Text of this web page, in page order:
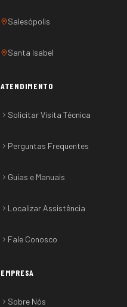
Salesópolis
Santa Isabel
ATENDIMENTO
Solicitar Visita Técnica
Perguntas Frequentes
Guias e Manuais
Localizar Assistência
Fale Conosco
EMPRESA
Sobre Nós